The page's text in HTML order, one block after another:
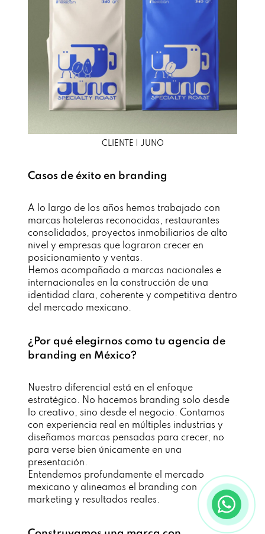
CLIENTE | JUNO
Casos de éxito en branding
A lo largo de los años hemos trabajado con
marcas hoteleras reconocidas, restaurantes
consolidados, proyectos inmobiliarios de alto
nivel y empresas que lograron crecer en
posicionamiento y ventas.
Hemos acompañado a marcas nacionales e
internacionales en la construcción de una
identidad clara, coherente y competitiva dentro
del mercado mexicano.
¿Por qué elegirnos como tu agencia de
branding en México?
Nuestro diferencial está en el enfoque
estratégico. No hacemos branding solo desde
lo creativo, sino desde el negocio. Contamos
con experiencia real en múltiples industrias y
diseñamos marcas pensadas para crecer, no
para verse bien únicamente en una
presentación.
Entendemos profundamente el mercado
mexicano y alineamos el branding con
marketing y resultados reales.